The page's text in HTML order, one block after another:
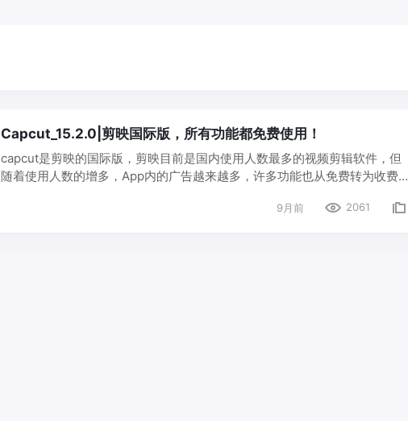
Capcut_15.2.0|剪映国际版，所有功能都免费使用！
capcut是剪映的国际版，剪映目前是国内使用人数最多的视频剪辑软件，但
随着使用人数的增多，App内的广告越来越多，许多功能也从免费转为收费。
9月前 2061